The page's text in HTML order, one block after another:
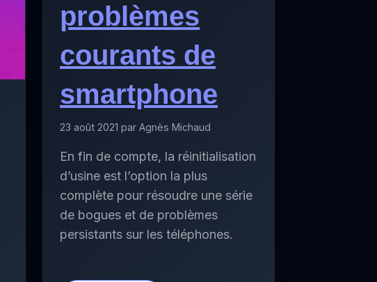
problèmes
courants de
smartphone
23 août 2021 par Agnès Michaud
En fin de compte, la réinitialisation
d’usine est l’option la plus
complète pour résoudre une série
de bogues et de problèmes
persistants sur les téléphones.